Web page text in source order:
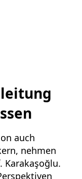
auch
nehmen
Karakaşoğlu.